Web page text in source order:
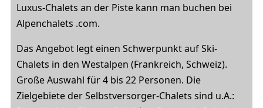
Luxus-Chalets an der Piste kann man buchen bei
Alpenchalets .com.
Das Angebot legt einen Schwerpunkt auf Ski-
Chalets in den Westalpen (Frankreich, Schweiz).
Große Auswahl für 4 bis 22 Personen. Die
Zielgebiete der Selbstversorger-Chalets sind u.A.: